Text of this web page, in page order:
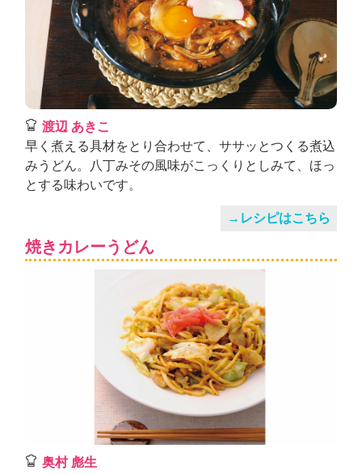
渡辺 あきこ
早く煮える具材をとり合わせて、ササッとつくる煮込
みうどん。八丁みその風味がこっくりとしみて、ほっ
とする味わいです。
→レシピはこちら
焼きカレーうどん
奥村 彪生